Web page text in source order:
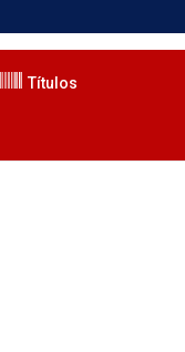
Títulos